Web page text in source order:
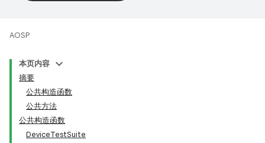
AOSP
本页内容
摘要
公共构造函数
公共方法
公共构造函数
DeviceTestSuite